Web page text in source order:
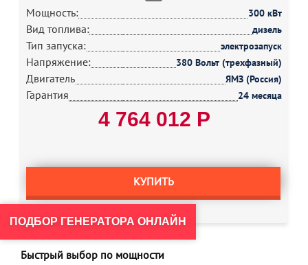
Мощность:
300 кВт
Вид топлива: дизель
Тип запуска: электрозапуск
Напряжение: 380 Вольт (трехфазный)
Двигатель ЯМЗ (Россия)
Гарантия 24 месяца
4 764 012 Р
КУПИТЬ
Быстрый выбор по мощности
ПОДБОР ГЕНЕРАТОРА ОНЛАЙН